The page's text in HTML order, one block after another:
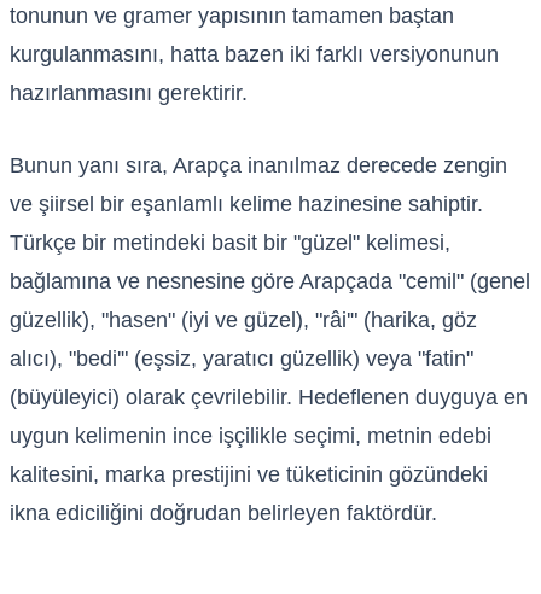
tonunun ve gramer yapısının tamamen baştan
kurgulanmasını, hatta bazen iki farklı versiyonunun
hazırlanmasını gerektirir.
Bunun yanı sıra, Arapça inanılmaz derecede zengin
ve şiirsel bir eşanlamlı kelime hazinesine sahiptir.
Türkçe bir metindeki basit bir "güzel" kelimesi,
bağlamına ve nesnesine göre Arapçada "cemil" (genel
güzellik), "hasen" (iyi ve güzel), "râi'" (harika, göz
alıcı), "bedi'" (eşsiz, yaratıcı güzellik) veya "fatin"
(büyüleyici) olarak çevrilebilir. Hedeflenen duyguya en
uygun kelimenin ince işçilikle seçimi, metnin edebi
kalitesini, marka prestijini ve tüketicinin gözündeki
ikna ediciliğini doğrudan belirleyen faktördür.